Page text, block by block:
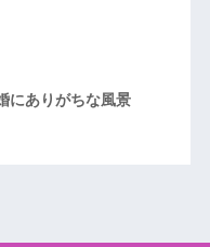
にありがちな風景